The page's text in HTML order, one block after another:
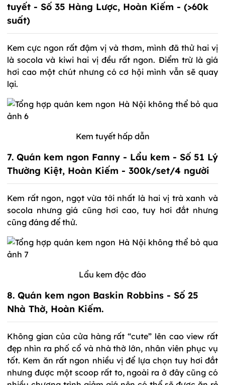
tuyết - Số 35 Hàng Lược, Hoàn Kiếm - (>60k
suất)
Kem cực ngon rất đậm vị và thơm, mình đã thử hai vị
là socola và kiwi hai vị đều rất ngon. Điểm trừ là giá
hơi cao một chút nhưng có cơ hội mình vẫn sẽ quay
lại.
Kem tuyết hấp dẫn
7. Quán kem ngon Fanny - Lẩu kem - Số 51 Lý
Thường Kiệt, Hoàn Kiếm - 300k/set/4 người
Kem rất ngon, ngọt vừa tới nhất là hai vị trà xanh và
socola nhưng giá cũng hơi cao, tuy hơi đắt nhưng
cũng đáng để thử.
Lẩu kem độc đáo
8. Quán kem ngon Baskin Robbins - Số 25
Nhà Thờ, Hoàn Kiếm.
Không gian của cửa hàng rất “cute” lên cao view rất
đẹp nhìn ra phố cổ và nhà thờ lớn, nhân viên phục vụ
tốt. Kem ăn rất ngon nhiều vị để lựa chọn tuy hơi đắt
nhưng được một scoop rất to, ngoài ra ở đây cũng có